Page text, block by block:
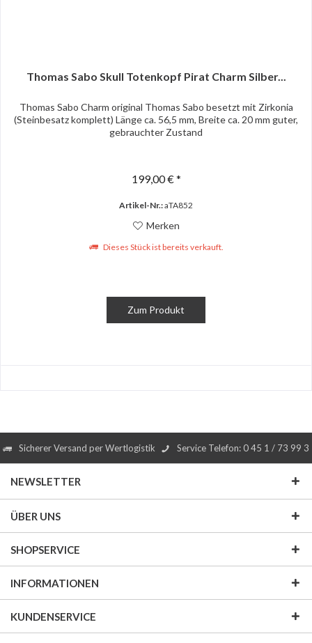
Thomas Sabo Skull Totenkopf Pirat Charm Silber...
Thomas Sabo Charm original Thomas Sabo besetzt mit Zirkonia
(Steinbesatz komplett) Länge ca. 56,5 mm, Breite ca. 20 mm guter,
gebrauchter Zustand
199,00 € *
Artikel-Nr.:aTA852
Merken
Dieses Stück ist bereits verkauft.
Zum Produkt
Sicherer Versand per Wertlogistik Service Telefon: 0 45 1 / 73 99 3
NEWSLETTER
ÜBER UNS
SHOPSERVICE
INFORMATIONEN
KUNDENSERVICE